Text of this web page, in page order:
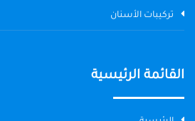
تركيبات الأسنان
القائمة الرئيسية